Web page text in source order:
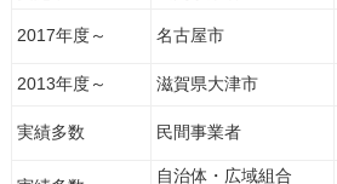
2017年度～ 名古屋市
2013年度～
滋賀県大津市
実績多数 民間事業者
自治体・広域組合